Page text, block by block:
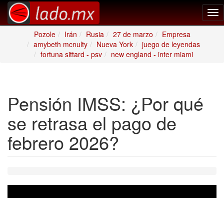
Pozole
Irán Rusia 27 de marzo
Empresa
amybeth mcnulty
Nueva York
juego de leyendas
fortuna sittard - psv
new england - inter miami
Pensión IMSS: ¿Por qué
se retrasa el pago de
febrero 2026?